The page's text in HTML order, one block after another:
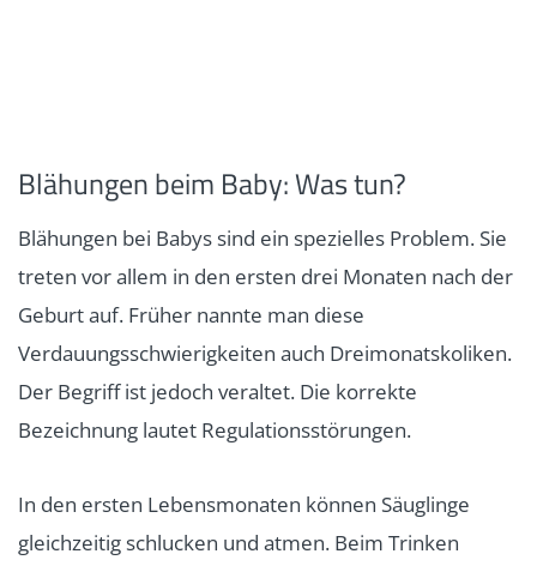
Blähungen beim Baby: Was tun?
Blähungen bei Babys sind ein spezielles Problem. Sie
treten vor allem in den ersten drei Monaten nach der
Geburt auf. Früher nannte man diese
Verdauungsschwierigkeiten auch Dreimonatskoliken.
Der Begriff ist jedoch veraltet. Die korrekte
Bezeichnung lautet Regulationsstörungen.
In den ersten Lebensmonaten können Säuglinge
gleichzeitig schlucken und atmen. Beim Trinken